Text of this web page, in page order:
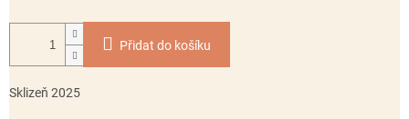
Přidat do košíku
Sklizeň 2025